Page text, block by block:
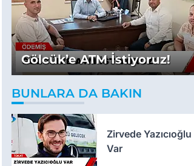
Gölcük’e ATM İstiyoruz!
BUNLARA DA BAKIN
Zirvede Yazıcıoğlu
Var